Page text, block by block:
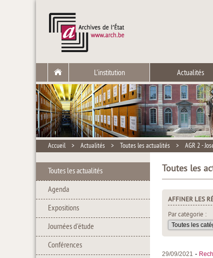
L'institution Actualités
Accueil > Actualités > Toutes les actualités > AGR 2 -
Toutes les actualités
Agenda
Expositions
Journées d'étude
Conférences
Toutes les
AFFINER LES
Par catégorie :
29/09/2021 -